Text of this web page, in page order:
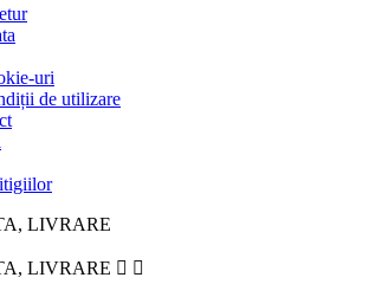
uri
de utilizare
LIVRARE
LIVRARE  